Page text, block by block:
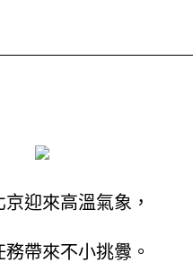
迎來高溫氣象，
帶來不小挑釁。